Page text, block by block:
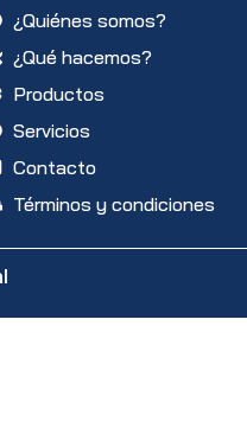
¿Quiénes somos?
¿Qué hacemos?
Productos
Servicios
Contacto
Términos y condiciones